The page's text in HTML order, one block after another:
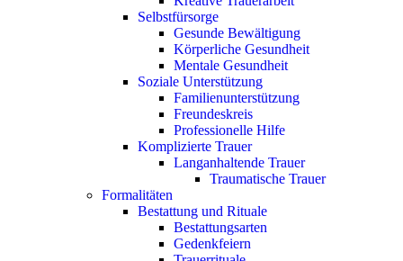
Selbstfürsorge
Gesunde Bewältigung
Körperliche Gesundheit
Mentale Gesundheit
Soziale Unterstützung
Familienunterstützung
Freundeskreis
Professionelle Hilfe
Komplizierte Trauer
Langanhaltende Trauer
Traumatische Trauer
Formalitäten
Bestattung und Rituale
Bestattungsarten
Gedenkfeiern